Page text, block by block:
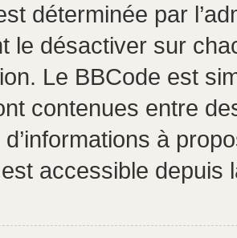
déterminée par
le désactiver sur
Le BBCode est
contenues entre
à
accessible depuis